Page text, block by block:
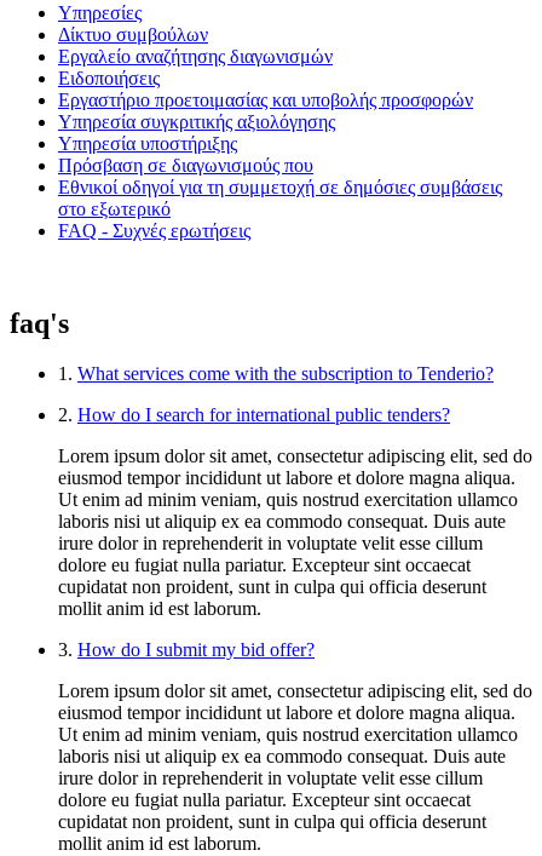
Υπηρεσίες
Δίκτυο συμβούλων
Εργαλείο αναζήτησης διαγωνισμών
Ειδοποιήσεις
Εργαστήριο προετοιμασίας και υποβολής προσφορών
Υπηρεσία συγκριτικής αξιολόγησης
Υπηρεσία υποστήριξης
Πρόσβαση σε διαγωνισμούς που
Εθνικοί οδηγοί για τη συμμετοχή σε δημόσιες συμβάσεις
στο εξωτερικό
FAQ - Συχνές ερωτήσεις
faq's
1. What services come with the subscription to Tenderio?
2. How do I search for international public tenders?
Lorem ipsum dolor sit amet, consectetur adipiscing elit, sed do
eiusmod tempor incididunt ut labore et dolore magna aliqua.
Ut enim ad minim veniam, quis nostrud exercitation ullamco
laboris nisi ut aliquip ex ea commodo consequat. Duis aute
irure dolor in reprehenderit in voluptate velit esse cillum
dolore eu fugiat nulla pariatur. Excepteur sint occaecat
cupidatat non proident, sunt in culpa qui officia deserunt
mollit anim id est laborum.
3. How do I submit my bid offer?
Lorem ipsum dolor sit amet, consectetur adipiscing elit, sed do
eiusmod tempor incididunt ut labore et dolore magna aliqua.
Ut enim ad minim veniam, quis nostrud exercitation ullamco
laboris nisi ut aliquip ex ea commodo consequat. Duis aute
irure dolor in reprehenderit in voluptate velit esse cillum
dolore eu fugiat nulla pariatur. Excepteur sint occaecat
cupidatat non proident, sunt in culpa qui officia deserunt
mollit anim id est laborum.